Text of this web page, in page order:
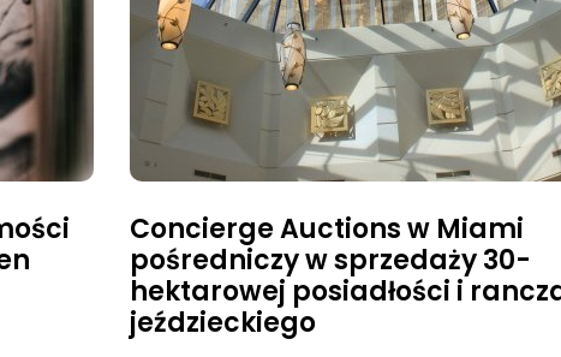
Concierge Auctions w Miami
pośredniczy w sprzedaży 30-
hektarowej posiadłości i
jeździeckiego